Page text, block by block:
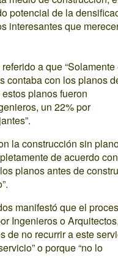
potencial de la
interesantes que
a que “Solamente
contaba con los planos
planos fueron
un 22% por
la construcción sin
de acuerdo con
planos antes de
manifestó que el
Ingenieros o
de no recurrir a este
o porque “no lo